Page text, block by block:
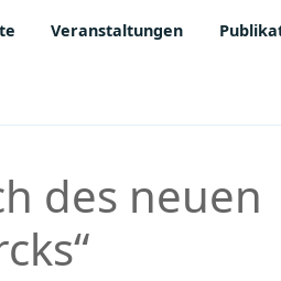
Veranstaltungen
des neuen